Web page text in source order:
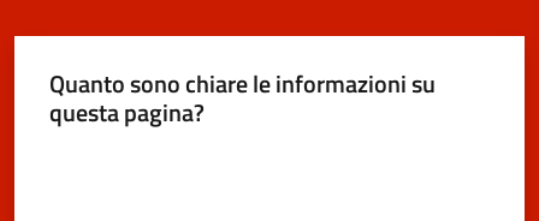
Quanto sono chiare le informazioni su
questa pagina?